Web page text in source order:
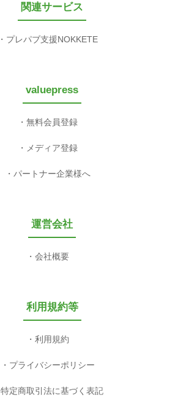
関連サービス
プレパブ支援NOKKETE
valuepress
無料会員登録
メディア登録
パートナー企業様へ
運営会社
会社概要
利用規約等
利用規約
プライバシーポリシー
特定商取引法に基づく表記